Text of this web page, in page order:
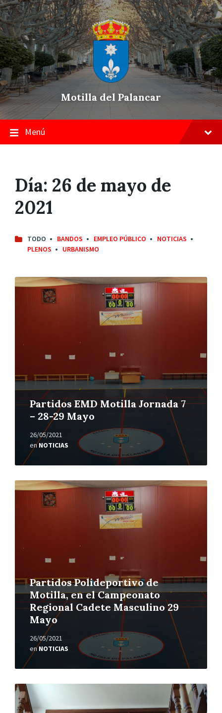
Skip
to
content
Saltar
a
la
navegación
principal
Saltar
a
pie
de
página
Motilla del Palancar
Menú
Día: 26 de mayo de
2021
TODO BANDOS EMPLEO PÚBLICO
NOTICIAS
PLENOS
URBANISMO
Partidos EMD Motilla Jornada 7
– 28-29 Mayo
26/05/2021
enNOTICIAS
Leer
más
Partidos Polideportivo de
Motilla, en el Campeonato
Regional Cadete Masculino 29
Mayo
26/05/2021
enNOTICIAS
Leer
más
Leer
más